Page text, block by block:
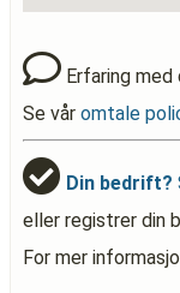
Erfaring
Se vår omtale
Din bedrift?
eller registrer din
For mer